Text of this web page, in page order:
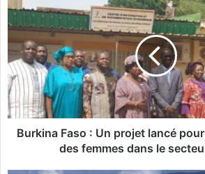
r
k
i
n
a
F
a
Burkina Faso : Un projet lancé
des femmes dans le